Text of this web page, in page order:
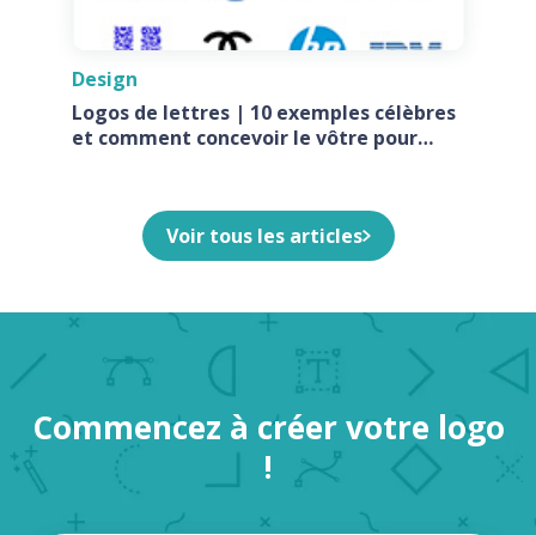
Design
Logos de lettres | 10 exemples célèbres
et comment concevoir le vôtre pour
Voir tous les articles
Commencez à créer votre logo
!